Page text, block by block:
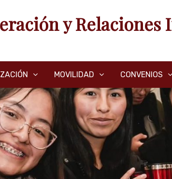
y Relaciones
MOVILIDAD CONVENIOS